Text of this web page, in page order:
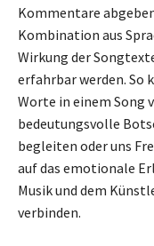
Kommentare
Kombination aus
Wirkung der
erfahrbar werden. So
Worte in einem Song
bedeutungsvolle
begleiten oder uns
auf das emotionale
Musik und dem
verbinden.